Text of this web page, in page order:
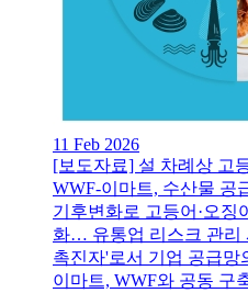
11 Feb 2026
[보도자료] 설 차례상 고
WWF-이마트, 수산물 공
기후변화로 고등어·오징
화… 유통업 리스크 관리
촉진자'로서 기업 공급망
이마트, WWF와 공동 구